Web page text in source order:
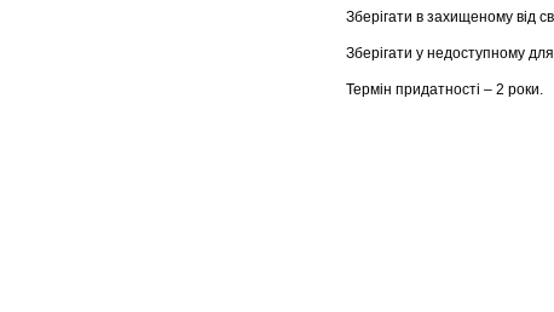
Зберігати в захищеному від
Зберігати у недоступному для
Термін придатності – 2 роки.